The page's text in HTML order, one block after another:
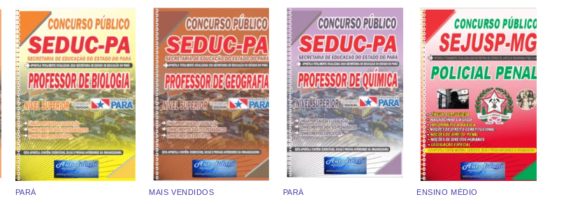
tem
várias
variantes.
As
opções
podem
ser
escolhidas
na
página
do
produto
tem
várias
variantes.
As
opções
podem
ser
escolhidas
na
página
do
produto
tem
várias
variantes.
As
opções
podem
ser
escolhidas
na
página
do
produto
tem
várias
variantes.
As
opções
podem
ser
escolhidas
na
página
do
produto
Add to
wishlist
PARÁ
Add to
wishlist
MAIS VENDIDOS
Add to
wishlist
PARÁ
Add to
wishlist
ENSINO MÉDIO